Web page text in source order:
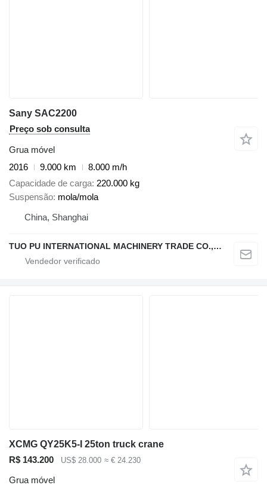
Sany SAC2200
Preço sob consulta
Grua móvel
2016
9.000 km
8.000 m/h
Capacidade de carga 220.000 kg
Suspensão mola/mola
China, Shanghai
TUO PU INTERNATIONAL MACHINERY TRADE CO., LTD
XCMG QY25K5-I 25ton truck crane
R$ 143.200
US$ 28.000 ≈ € 24.230
Grua móvel